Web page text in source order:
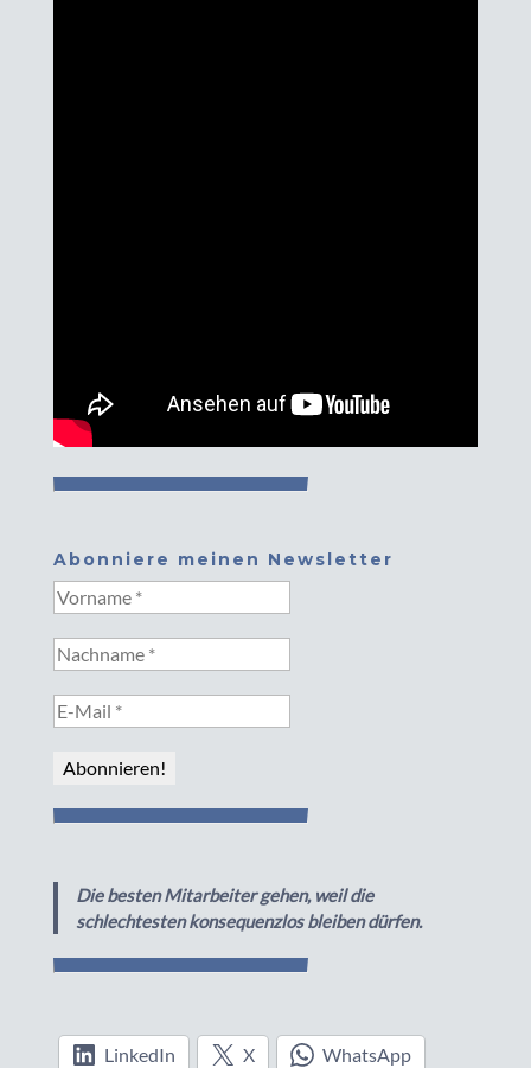
Abonniere meinen Newsletter
Die besten Mitarbeiter gehen, weil die
schlechtesten konsequenzlos bleiben dürfen.
LinkedIn X WhatsApp